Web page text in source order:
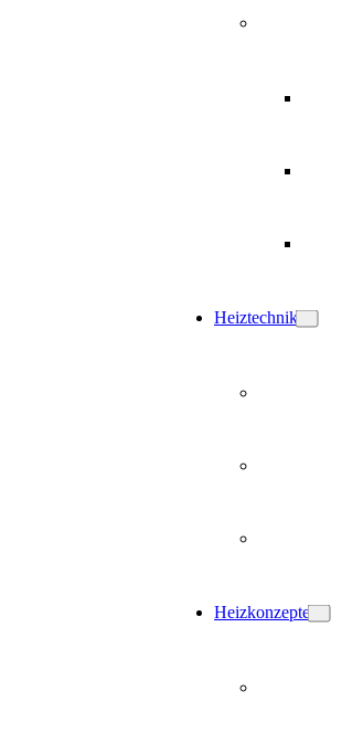
Heiztechnik
Heizkonzepte